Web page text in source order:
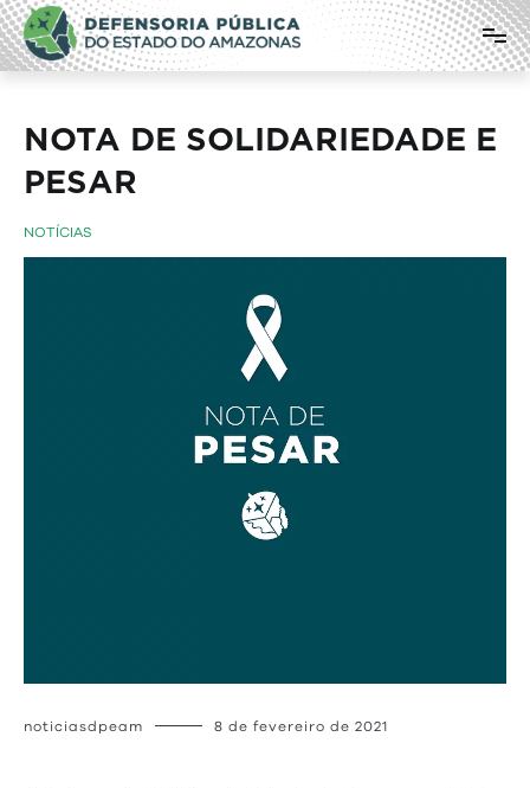
Pular
para
o
conteúdo
Defensoria Pública do Estado do
Amazonas
NOTA DE SOLIDARIEDADE E
PESAR
NOTÍCIAS
noticiasdpeam 8 de fevereiro de 2021